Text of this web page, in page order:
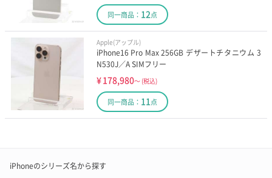
同一商品： 12点
Apple(アップル)
iPhone16 Pro Max 256GB デザートチタニウム 3
N530J／A SIMフリー
¥178,980～ (税込)
同一商品： 11点
iPhoneのシリーズ名から探す